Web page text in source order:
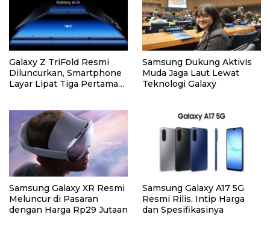
Galaxy Z TriFold Resmi
Diluncurkan, Smartphone
Layar Lipat Tiga Pertama
Samsung Dukung Aktivis
Muda Jaga Laut Lewat
Teknologi Galaxy
Samsung Galaxy XR Resmi
Meluncur di Pasaran
dengan Harga Rp29 Jutaan
Samsung Galaxy A17 5G
Resmi Rilis, Intip Harga
dan Spesifikasinya